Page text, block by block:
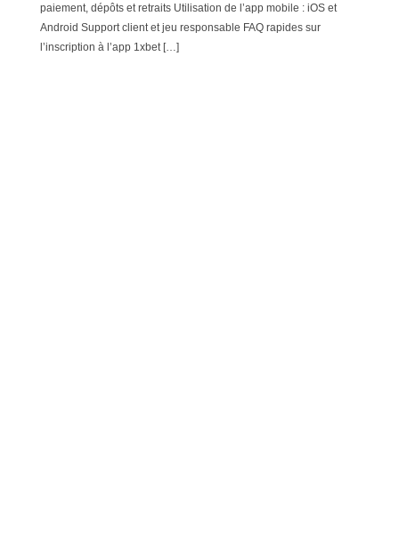
paiement, dépôts et retraits Utilisation de l’app mobile : iOS et
Android Support client et jeu responsable FAQ rapides sur
l’inscription à l’app 1xbet […]